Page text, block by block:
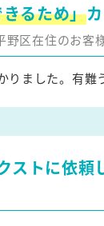
るため」
野区在住のお客
ました。有難
ストに依頼